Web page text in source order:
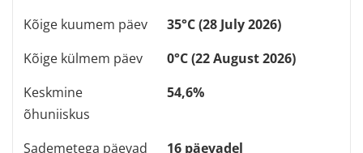
Kõige kuumem päev
35°C (28 July 2026)
Kõige külmem päev
0°C (22 August 2026)
Keskmine
õhuniiskus
54,6%
Sademetega päevad
16 päevadel